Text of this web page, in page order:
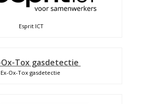
Esprit ICT
Ex-Ox-Tox gasdetectie